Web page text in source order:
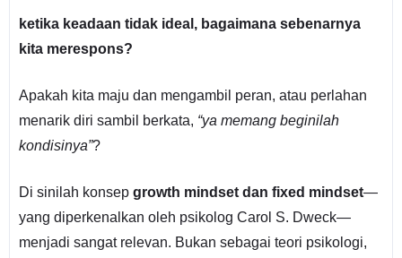
ketika keadaan tidak ideal, bagaimana sebenarnya
kita merespons?
Apakah kita maju dan mengambil peran, atau perlahan
menarik diri sambil berkata, “ya memang beginilah
kondisinya”?
Di sinilah konsep growth mindset dan fixed mindset—
yang diperkenalkan oleh psikolog Carol S. Dweck—
menjadi sangat relevan. Bukan sebagai teori psikologi,